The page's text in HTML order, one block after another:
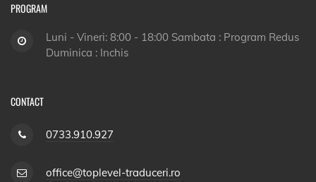
PROGRAM
Luni - Vineri: 8:00 - 18:00 Sambata : Program Redus
Duminica : Inchis
CONTACT
0733.910.927
office@toplevel-traduceri.ro